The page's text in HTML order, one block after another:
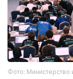
Фото: Министерство